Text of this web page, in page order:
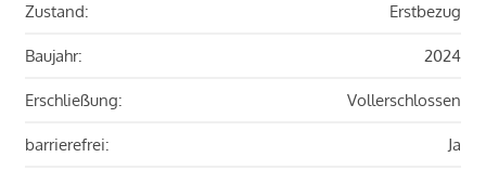
Zustand: Erstbezug
Baujahr: 2024
Erschließung: Vollerschlossen
barrierefrei: Ja